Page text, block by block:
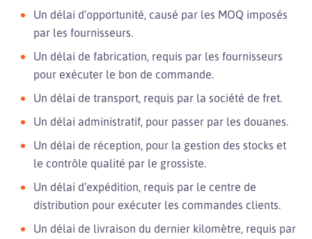
Un délai d’opportunité, causé par les MOQ imposés
par les fournisseurs.
Un délai de fabrication, requis par les fournisseurs
pour exécuter le bon de commande.
Un délai de transport, requis par la société de fret.
Un délai administratif, pour passer par les douanes.
Un délai de réception, pour la gestion des stocks et
le contrôle qualité par le grossiste.
Un délai d’expédition, requis par le centre de
distribution pour exécuter les commandes clients.
Un délai de livraison du dernier kilomètre, requis par